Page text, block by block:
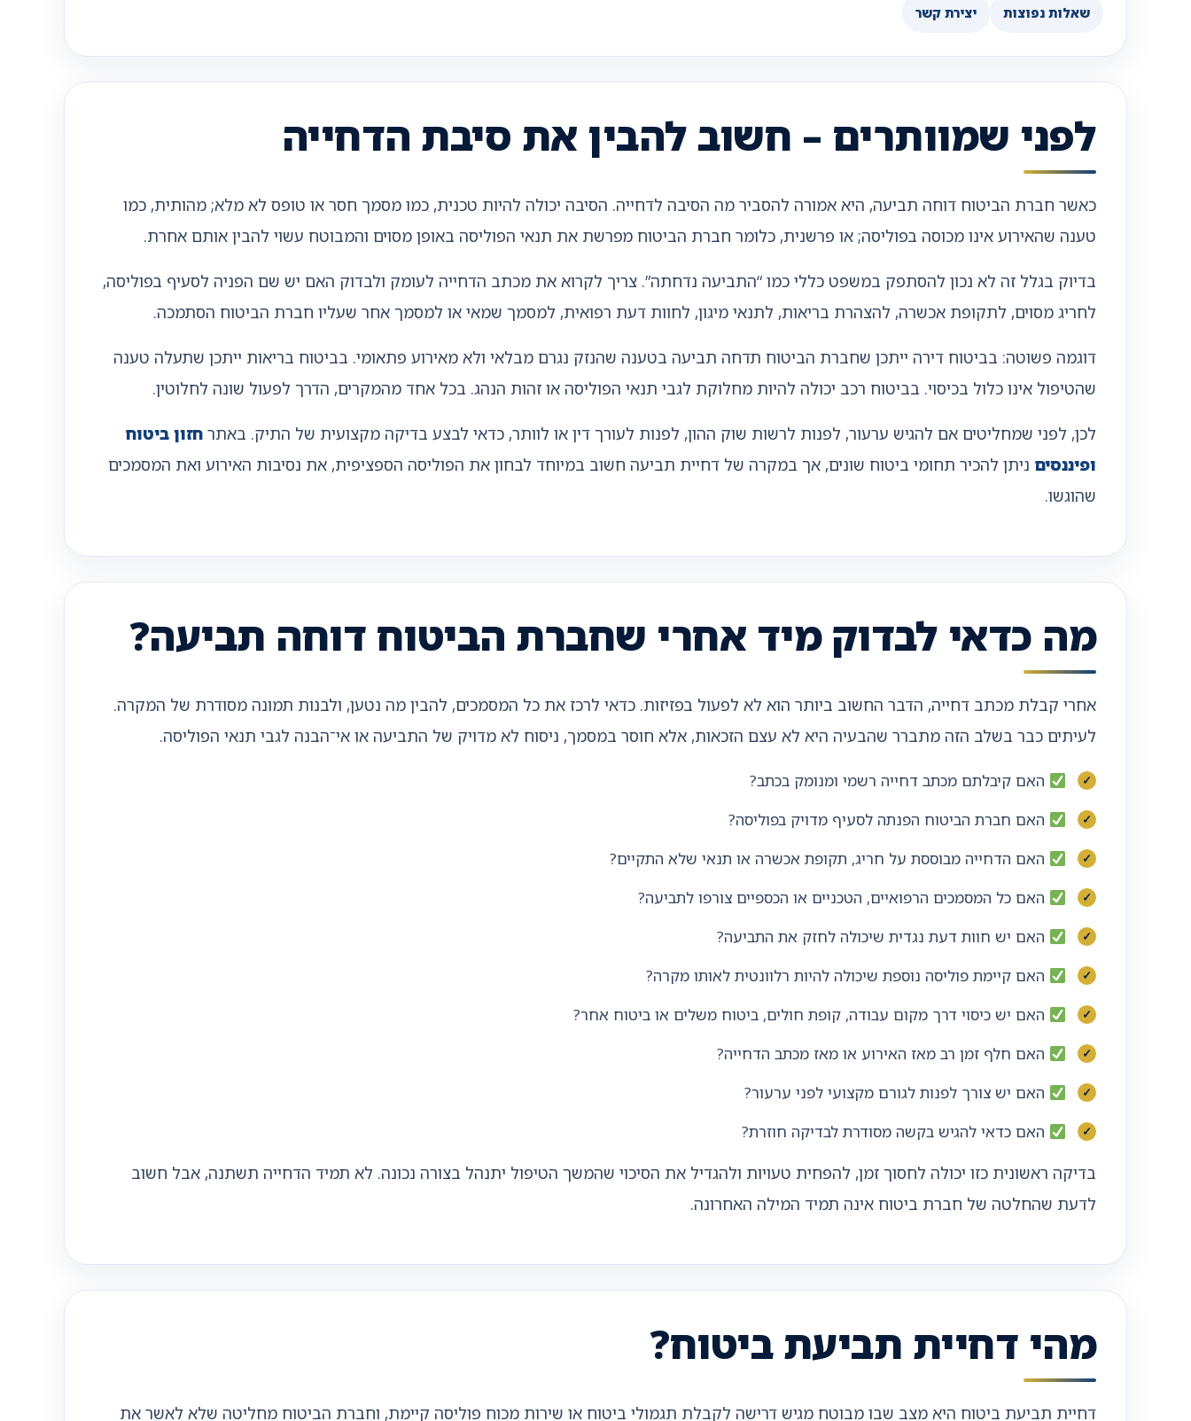
שאלות נפוצות יצירת קשר
לפני שמוותרים – חשוב להבין את סיבת הדחייה
כאשר חברת הביטוח דוחה תביעה, היא אמורה להסביר מה הסיבה לדחייה. הסיבה יכולה להיות טכנית, כמו מסמך חסר או טופס לא מלא; מהותית, כמו
טענה שהאירוע אינו מכוסה בפוליסה; או פרשנית, כלומר חברת הביטוח מפרשת את תנאי הפוליסה באופן מסוים והמבוטח עשוי להבין אותם אחרת.
בדיוק בגלל זה לא נכון להסתפק במשפט כללי כמו “התביעה נדחתה”. צריך לקרוא את מכתב הדחייה לעומק ולבדוק האם יש שם הפניה לסעיף בפוליסה,
לחריג מסוים, לתקופת אכשרה, להצהרת בריאות, לתנאי מיגון, לחוות דעת רפואית, למסמך שמאי או למסמך אחר שעליו חברת הביטוח הסתמכה.
דוגמה פשוטה: בביטוח דירה ייתכן שחברת הביטוח תדחה תביעה בטענה שהנזק נגרם מבלאי ולא מאירוע פתאומי. בביטוח בריאות ייתכן שתעלה טענה
שהטיפול אינו כלול בכיסוי. בביטוח רכב יכולה להיות מחלוקת לגבי תנאי הפוליסה או זהות הנהג. בכל אחד מהמקרים, הדרך לפעול שונה לחלוטין.
לכן, לפני שמחליטים אם להגיש ערעור, לפנות לרשות שוק ההון, לפנות לעורך דין או לוותר, כדאי לבצע בדיקה מקצועית של התיק. באתר חזון ביטוח
ופיננסים ניתן להכיר תחומי ביטוח שונים, אך במקרה של דחיית תביעה חשוב במיוחד לבחון את הפוליסה הספציפית, את נסיבות האירוע ואת המסמכים
שהוגשו.
מה כדאי לבדוק מיד אחרי שחברת הביטוח דוחה תביעה?
אחרי קבלת מכתב דחייה, הדבר החשוב ביותר הוא לא לפעול בפזיזות. כדאי לרכז את כל המסמכים, להבין מה נטען, ולבנות תמונה מסודרת של המקרה.
לעיתים כבר בשלב הזה מתברר שהבעיה היא לא עצם הזכאות, אלא חוסר במסמך, ניסוח לא מדויק של התביעה או אי־הבנה לגבי תנאי הפוליסה.
האם קיבלתם מכתב דחייה רשמי ומנומק בכתב?
האם חברת הביטוח הפנתה לסעיף מדויק בפוליסה?
האם הדחייה מבוססת על חריג, תקופת אכשרה או תנאי שלא התקיים?
האם כל המסמכים הרפואיים, הטכניים או הכספיים צורפו לתביעה?
האם יש חוות דעת נגדית שיכולה לחזק את התביעה?
האם קיימת פוליסה נוספת שיכולה להיות רלוונטית לאותו מקרה?
האם יש כיסוי דרך מקום עבודה, קופת חולים, ביטוח משלים או ביטוח אחר?
האם חלף זמן רב מאז האירוע או מאז מכתב הדחייה?
האם יש צורך לפנות לגורם מקצועי לפני ערעור?
האם כדאי להגיש בקשה מסודרת לבדיקה חוזרת?
בדיקה ראשונית כזו יכולה לחסוך זמן, להפחית טעויות ולהגדיל את הסיכוי שהמשך הטיפול יתנהל בצורה נכונה. לא תמיד הדחייה תשתנה, אבל חשוב
לדעת שהחלטה של חברת ביטוח אינה תמיד המילה האחרונה.
מהי דחיית תביעת ביטוח?
דחיית תביעת ביטוח היא מצב שבו מבוטח מגיש דרישה לקבלת תגמולי ביטוח או שירות מכוח פוליסה קיימת, וחברת הביטוח מחליטה שלא לאשר את